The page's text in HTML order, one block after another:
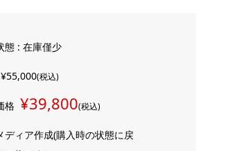
態 : 在庫僅少
¥55,000(税込)
格 ¥39,800(税込)
ディア作成(購入時の状態に戻